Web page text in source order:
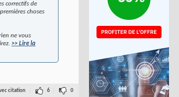
correctifs de
choses
ne vous
>> Lire la
citation 6 0